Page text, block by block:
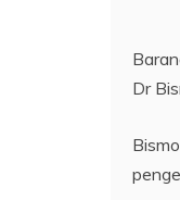
Dr